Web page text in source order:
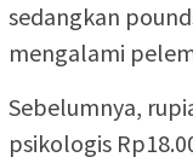
sedangkan
mengalami
Sebelumnya,
psikologis